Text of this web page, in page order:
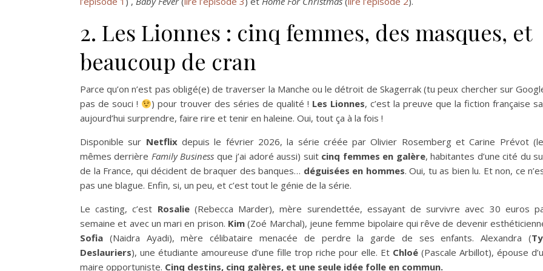
2. Les Lionnes : cinq femmes, des masques, et
beaucoup de cran
Parce qu’on n’est pas obligé(e) de traverser la Manche ou le détroit de Skagerrak (tu peux chercher sur
pas de souci !
) pour trouver des séries de qualité ! Les Lionnes, c’est la preuve que la fiction française
aujourd’hui surprendre, faire rire et tenir en haleine. Oui, tout ça à la fois !
Disponible sur Netflixdepuis le février 2026, la série créée par Olivier Rosemberg et Carine Prévot
mêmes derrière Family Business que j’ai adoré aussi) suit cinq femmes en galère, habitantes d’une cité du
de la France, qui décident de braquer des banques… déguisées en hommes. Oui, tu as bien lu. Et non, ce
pas une blague. Enfin, si, un peu, et c’est tout le génie de la série.
Le casting, c’est Rosalie(Rebecca Marder), mère surendettée, essayant de survivre avec 30 euros
semaine et avec un mari en prison. Kim (Zoé Marchal), jeune femme bipolaire qui rêve de devenir
Sofia (Naidra Ayadi), mère célibataire menacée de perdre la garde de ses enfants. Alexandra (
Deslauriers), une étudiante amoureuse d’une fille trop riche pour elle. Et Chloé (Pascale Arbillot), épouse
maire opportuniste. Cinq destins, cinq galères, et une seule idée folle en commun.